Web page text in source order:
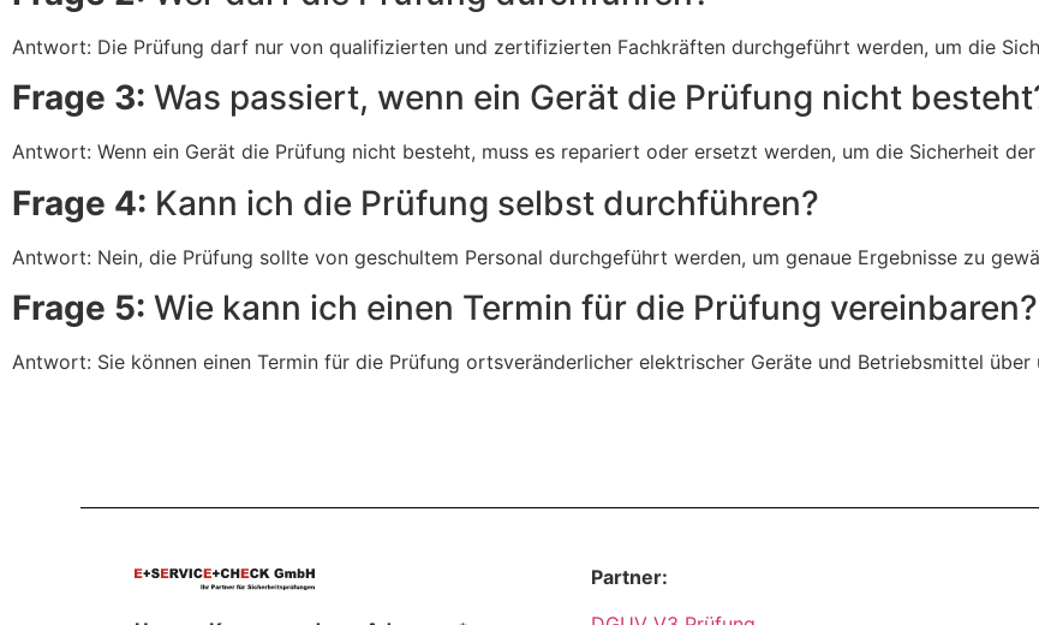
Antwort: Die Prüfung darf nur von qualifizierten und zertifizierten Fachkräften durchgeführt werden, um die
Frage 3: Was passiert, wenn ein Gerät die Prüfung nicht
Antwort: Wenn ein Gerät die Prüfung nicht besteht, muss es repariert oder ersetzt werden, um die Sicherheit
Frage 4: Kann ich die Prüfung selbst durchführen?
Antwort: Nein, die Prüfung sollte von geschultem Personal durchgeführt werden, um genaue Ergebnisse zu
Frage 5: Wie kann ich einen Termin für die Prüfung vereinbaren?
Antwort: Sie können einen Termin für die Prüfung ortsveränderlicher elektrischer Geräte und Betriebsmittel
Partner: